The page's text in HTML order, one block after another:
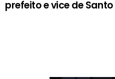
prefeito e vice de